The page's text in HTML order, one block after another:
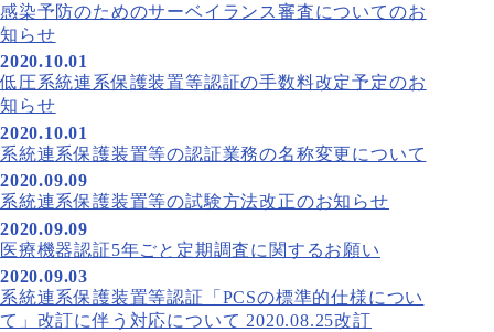
感染予防のためのサーベイランス審査についてのお
知らせ
2020.10.01
低圧系統連系保護装置等認証の手数料改定予定のお
知らせ
2020.10.01
系統連系保護装置等の認証業務の名称変更について
2020.09.09
系統連系保護装置等の試験方法改正のお知らせ
2020.09.09
医療機器認証5年ごと定期調査に関するお願い
2020.09.03
系統連系保護装置等認証「PCSの標準的仕様につい
て」改訂に伴う対応について 2020.08.25改訂